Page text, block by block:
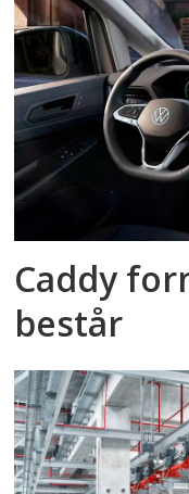
Caddy
består